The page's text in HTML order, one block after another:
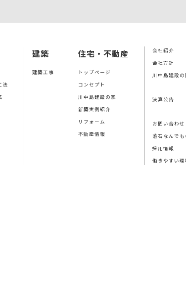
法
建築
建築工事
住宅・不動産
トップページ
コンセプト
川中島建設の家
新築実例紹介
リフォーム
不動産情報
会社紹介
会社方針
川中島建設
決算公告
お問い合わせ
落石なんで
採用情報
働きやすい環